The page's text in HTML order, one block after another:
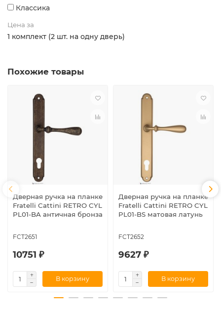
Классика
Цена за
1 комплект (2 шт. на одну дверь)
Похожие товары
Дверная ручка на планке
Fratelli Cattini RETRO CYL
PL01-BA античная бронза
FCT2651
10751 ₽
В корзину
Дверная ручка на планке
Fratelli Cattini RETRO CYL
PL01-BS матовая латунь
FCT2652
9627 ₽
В корзину